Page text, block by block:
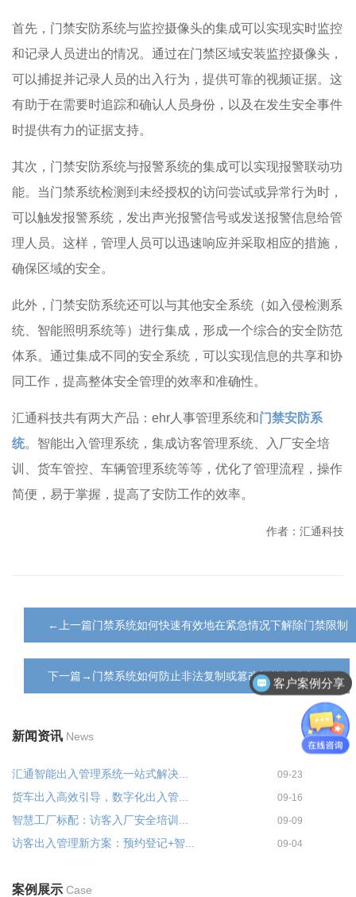
首先，门禁安防系统与监控摄像头的集成可以实现实时监控
和记录人员进出的情况。通过在门禁区域安装监控摄像头，
可以捕捉并记录人员的出入行为，提供可靠的视频证据。这
有助于在需要时追踪和确认人员身份，以及在发生安全事件
时提供有力的证据支持。
其次，门禁安防系统与报警系统的集成可以实现报警联动功
能。当门禁系统检测到未经授权的访问尝试或异常行为时，
可以触发报警系统，发出声光报警信号或发送报警信息给管
理人员。这样，管理人员可以迅速响应并采取相应的措施，
确保区域的安全。
此外，门禁安防系统还可以与其他安全系统（如入侵检测系
统、智能照明系统等）进行集成，形成一个综合的安全防范
体系。通过集成不同的安全系统，可以实现信息的共享和协
同工作，提高整体安全管理的效率和准确性。
汇通科技共有两大产品：ehr人事管理系统和门禁安防系
统。智能出入管理系统，集成访客管理系统、入厂安全培
训、货车管控、车辆管理系统等等，优化了管理流程，操作
简便，易于掌握，提高了安防工作的效率。
作者：汇通科技
←上一篇门禁系统如何快速有效地在紧急情况下解除门禁限制
下一篇→门禁系统如何防止非法复制或篡改门禁卡或密码
新闻资讯 News
汇通智能出入管理系统一站式解决... 09-23
货车出入高效引导，数字化出入管... 09-16
智慧工厂标配：访客入厂安全培训... 09-09
访客出入管理新方案：预约登记+智... 09-04
案例展示 Case
客户案例分享